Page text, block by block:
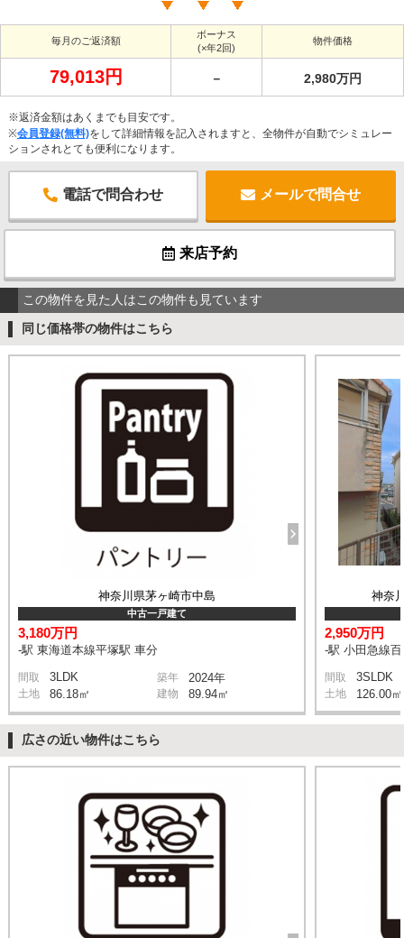
毎月のご返済額
ボーナス
(×年2回)
物件価格
79,013円 － 2,980万円
※返済金額はあくまでも目安です。
※会員登録(無料)をして詳細情報を記入されますと、全物件が自動でシミュレー
ションされとても便利になります。
電話で問合わせ メールで問合せ
来店予約
この物件を見た人はこの物件も見ています
同じ価格帯の物件はこちら
神奈川県茅ヶ崎市中島
中古一戸建て
3,180万円
-駅 東海道本線平塚駅 車分
間取 3LDK 築年 2024年
土地 86.18㎡ 建物 89.94㎡
神奈
2,950万円
-駅 小田急線
間取 3SLDK
土地 126.00㎡
広さの近い物件はこちら